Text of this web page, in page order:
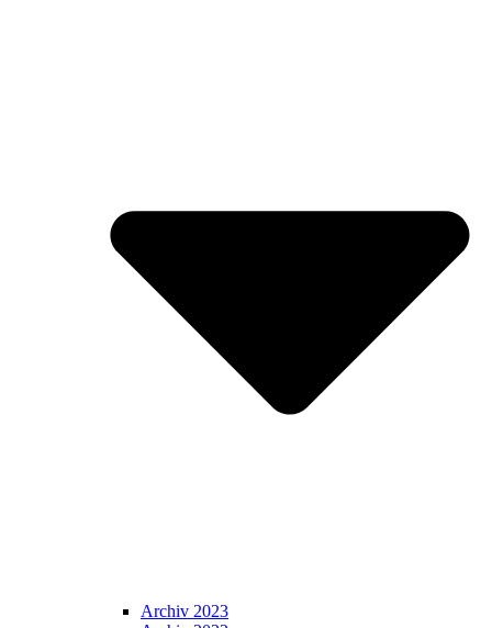
Archiv 2023